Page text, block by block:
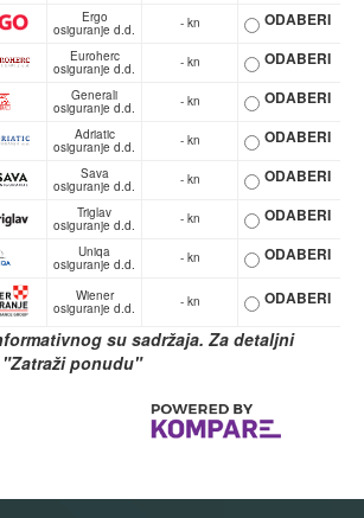
Ergo
osiguranje d.d. - kn ODABERI
Euroherc
osiguranje d.d. - kn ODABERI
Generali
osiguranje d.d. - kn ODABERI
Adriatic
osiguranje d.d. - kn ODABERI
Sava
osiguranje d.d. - kn ODABERI
Triglav
osiguranje d.d. - kn ODABERI
Uniqa
osiguranje d.d. - kn ODABERI
Wiener
osiguranje d.d. - kn ODABERI
su sadržaja. Za detaljni
ponudu"